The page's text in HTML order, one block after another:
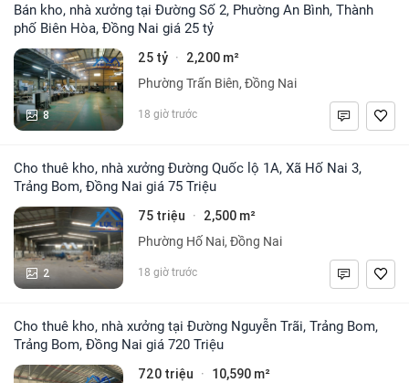
Bán kho, nhà xưởng tại Đường Số 2, Phường An Bình, Thành
phố Biên Hòa, Đồng Nai giá 25 tỷ
8
25 tỷ · 2,200 m²
Phường Trấn Biên, Đồng Nai
18 giờ trước
Cho thuê kho, nhà xưởng Đường Quốc lộ 1A, Xã Hố Nai 3,
Trảng Bom, Đồng Nai giá 75 Triệu
2
75 triệu · 2,500 m²
Phường Hố Nai, Đồng Nai
18 giờ trước
Cho thuê kho, nhà xưởng tại Đường Nguyễn Trãi, Trảng Bom,
Trảng Bom, Đồng Nai giá 720 Triệu
720 triệu · 10,590 m²